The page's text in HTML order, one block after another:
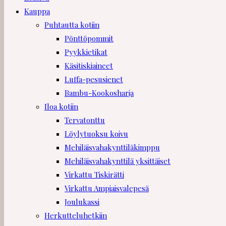
Kauppa
Puhtautta kotiin
Pönttöpommit
Pyykkietikat
Käsitiskiaineet
Luffa-pesusienet
Bambu-Kookosharja
Iloa kotiin
Tervatonttu
Löylytuoksu koivu
Mehiläisvahakynttiläkimppu
Mehiläisvahakynttilä yksittäiset
Virkattu Tiskirätti
Virkattu Ampiaisvalepesä
Joulukassi
Herkutteluhetkiin